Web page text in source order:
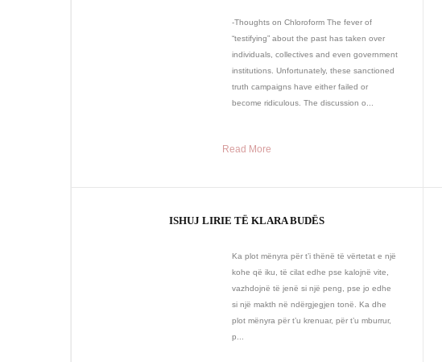
-Thoughts on Chloroform The fever of
“testifying” about the past has taken over
individuals, collectives and even government
institutions. Unfortunately, these sanctioned
truth campaigns have either failed or
become ridiculous. The discussion o...
Read More
ISHUJ LIRIE TË KLARA BUDËS
Ka plot mënyra për t’i thënë të vërtetat e një
kohe që iku, të cilat edhe pse kalojnë vite,
vazhdojnë të jenë si një peng, pse jo edhe
si një makth në ndërgjegjen tonë. Ka dhe
plot mënyra për t’u krenuar, për t’u mburrur,
p...